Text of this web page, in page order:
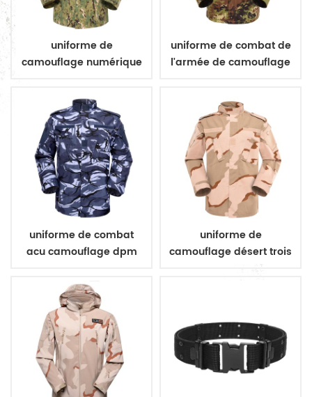
uniforme de
camouflage numérique
uniforme de combat de
l'armée de camouflage
uniforme de combat
acu camouflage dpm
uniforme de
camouflage désert trois